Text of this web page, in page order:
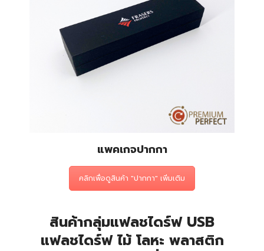
แพคเกจปากกา
คลิกเพื่อดูสินค้า "ปากกา" เพิ่มเติม
สินค้ากลุ่มแฟลชไดร์ฟ USB
แฟลชไดร์ฟ ไม้ โลหะ พลาสติก